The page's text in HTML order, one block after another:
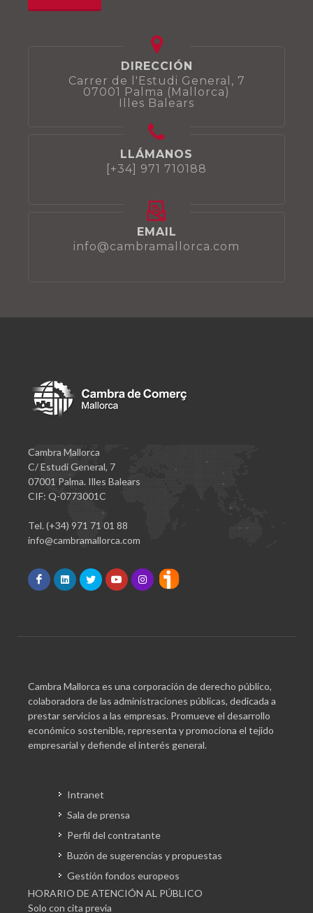
DIRECCIÓN
Carrer de l'Estudi General, 7
07001 Palma (Mallorca)
Illes Balears
LLÁMANOS
[+34] 971 710188
EMAIL
info@cambramallorca.com
Cambra Mallorca
C/ Estudi General, 7
07001 Palma. Illes Balears
CIF: Q-0773001C
Tel. (+34) 971 71 01 88
info@cambramallorca.com
Cambra Mallorca es una corporación de derecho público,
colaboradora de las administraciones públicas, dedicada a
prestar servicios a las empresas. Promueve el desarrollo
económico sostenible, representa y promociona el tejido
empresarial y defiende el interés general.
Intranet
Sala de prensa
Perfil del contratante
Buzón de sugerencias y propuestas
Gestión fondos europeos
HORARIO DE ATENCIÓN AL PÚBLICO
Solo con cita previa